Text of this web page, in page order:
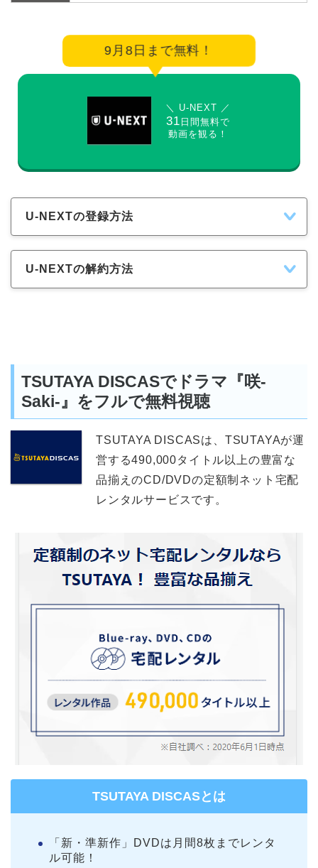
9月8日まで無料！
＼ U-NEXT ／
31 日間無料で
動画を観る！
U-NEXTの登録方法
U-NEXTの解約方法
TSUTAYA DISCASでドラマ『咲-
Saki-』をフルで無料視聴
TSUTAYA DISCASは、TSUTAYAが運
営する490,000タイトル以上の豊富な
品揃えのCD/DVDの定額制ネット宅配
レンタルサービスです。
TSUTAYA DISCASとは
「新・準新作」DVDは月間8枚までレンタ
ル可能！